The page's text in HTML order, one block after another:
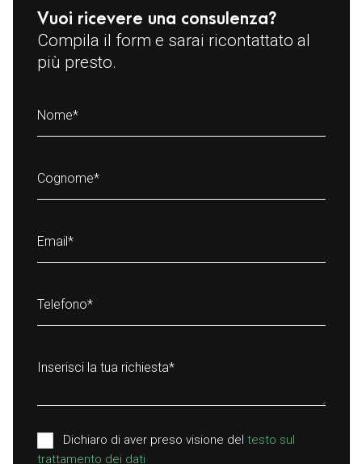
Vuoi ricevere una consulenza?
Compila il form e sarai ricontattato al
più presto.
Nome*
Cognome*
Email*
Telefono*
Inserisci la tua richiesta*
Dichiaro di aver preso visione del testo sul
trattamento dei dati